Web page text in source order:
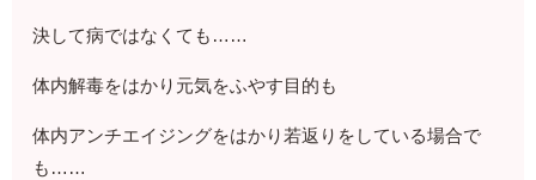
決して病ではなくても……
体内解毒をはかり元気をふやす目的も
体内アンチエイジングをはかり若返りをしている場合で
も……